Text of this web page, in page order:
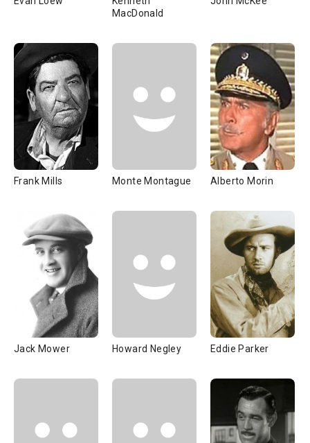
MacDonald
Frank Mills Monte Montague Alberto Morin
Jack Mower Howard Negley Eddie Parker